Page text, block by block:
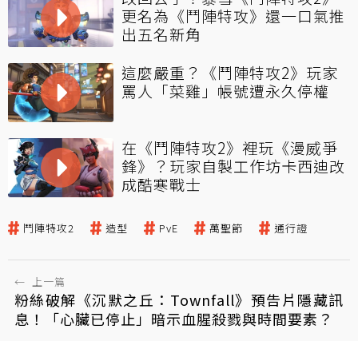
更名為《鬥陣特攻》還一口氣推
出五名新角
這麼嚴重？《鬥陣特攻2》玩家
罵人「菜雞」帳號遭永久停權
在《鬥陣特攻2》裡玩《漫威爭
鋒》？玩家自製工作坊卡西迪改
成酷寒戰士
鬥陣特攻2 造型 PvE 萬聖節 通行證
← 上一篇
粉絲破解《沉默之丘：Townfall》預告片隱藏訊
息！「心臟已停止」暗示血腥殺戮與時間要素？